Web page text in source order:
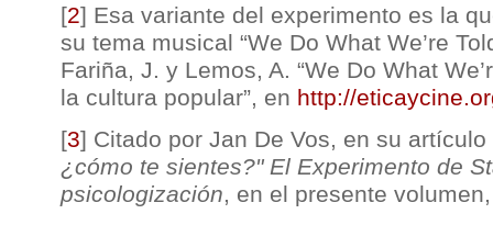
[2] Esa variante del experimento es la
su tema musical “We Do What We’re
Fariña, J. y Lemos, A. “We Do What
la cultura popular”, en http://
[3] Citado por Jan De Vos, en su artículo
¿cómo te sientes?" El Experimento de
psicologización, en el presente